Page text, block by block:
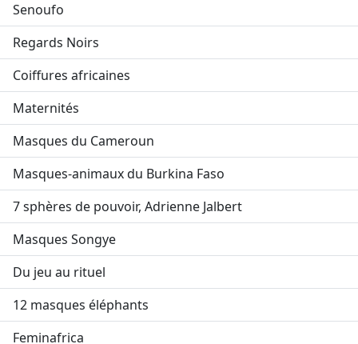
Senoufo
Regards Noirs
Coiffures africaines
Maternités
Masques du Cameroun
Masques-animaux du Burkina Faso
7 sphères de pouvoir, Adrienne Jalbert
Masques Songye
Du jeu au rituel
12 masques éléphants
Feminafrica